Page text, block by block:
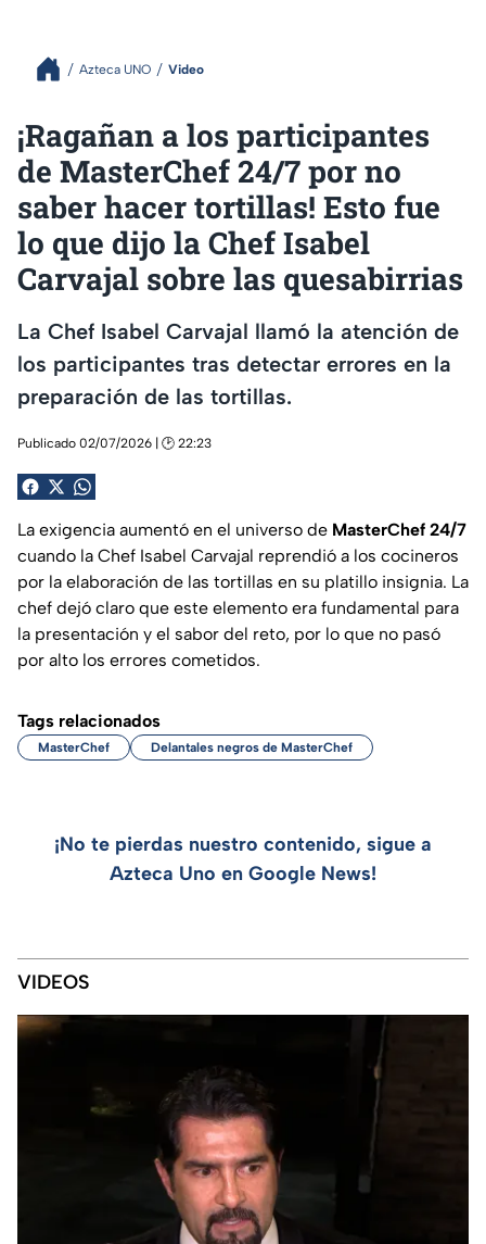
Azteca UNO Video
¡Ragañan a los participantes
de MasterChef 24/7 por no
saber hacer tortillas! Esto fue
lo que dijo la Chef Isabel
Carvajal sobre las quesabirrias
La Chef Isabel Carvajal llamó la atención de
los participantes tras detectar errores en la
preparación de las tortillas.
Publicado 02/07/2026 | 🕑 22:23
La exigencia aumentó en el universo de MasterChef 24/7
cuando la Chef Isabel Carvajal reprendió a los cocineros
por la elaboración de las tortillas en su platillo insignia. La
chef dejó claro que este elemento era fundamental para
la presentación y el sabor del reto, por lo que no pasó
por alto los errores cometidos.
Tags relacionados
MasterChef Delantales negros de MasterChef
¡No te pierdas nuestro contenido, sigue a
Azteca Uno en Google News!
VIDEOS